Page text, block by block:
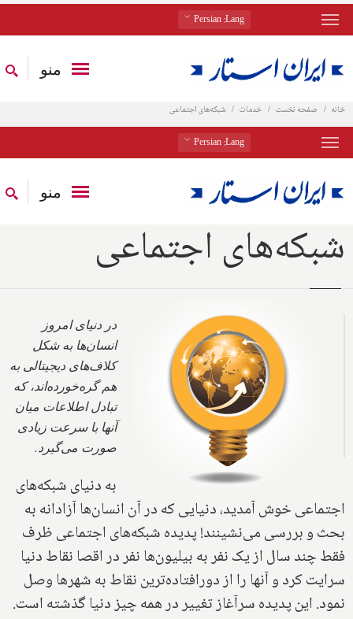
Lang
: Persian
منو
خانه صفحه نخست خدمات شبکه‌های اجتماعی
Lang
: Persian
منو
شبکه‌های اجتماعی
در دنیای امروز
انسان‌ها به شکل
کلاف‌های دیجیتالی به
هم گره‌خورده‌اند، که
تبادل اطلاعات میان
آنها با سرعت زیادی
صورت می‌گیرد.
به دنیای شبکه‌های
اجتماعی خوش آمدید، دنیایی که در آن انسان‌ها آزادانه به
بحث و بررسی می‌نشینند! پدیده شبکه‌های اجتماعی ظرف
فقط چند سال از یک نفر به بیلیون‌ها نفر در اقصا نقاط دنیا
سرایت کرد و آنها را از دورافتاده‌ترین نقاط به شهرها وصل
نمود. این پدیده سرآغاز تغییر در همه چیز دنیا گذشته است.